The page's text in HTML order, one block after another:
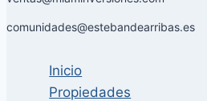
comunidades@estebandearribas.es
Inicio
Propiedades